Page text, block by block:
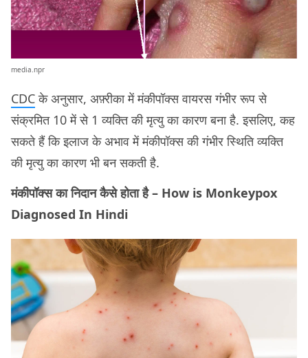
media.npr
CDCके अनुसार, अफ़्रीका में मंकीपॉक्स वायरस गंभीर रूप से
संक्रमित 10 में से 1 व्यक्ति की मृत्यु का कारण बना है. इसलिए, कह
सकते हैं कि इलाज के अभाव में मंकीपॉक्स की गंभीर स्थिति व्यक्ति
की मृत्यु का कारण भी बन सकती है.
मंकीपॉक्स का निदान कैसे होता है – How is Monkeypox
Diagnosed In Hindi